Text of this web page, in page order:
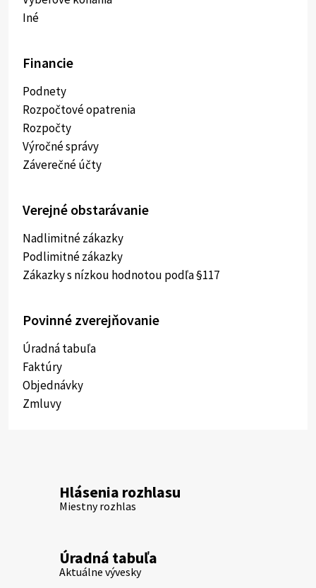
Iné
Financie
Podnety
Rozpočtové opatrenia
Rozpočty
Výročné správy
Záverečné účty
Verejné obstarávanie
Nadlimitné zákazky
Podlimitné zákazky
Zákazky s nízkou hodnotou podľa §117
Povinné zverejňovanie
Úradná tabuľa
Faktúry
Objednávky
Zmluvy
Hlásenia rozhlasu
Miestny rozhlas
Úradná tabuľa
Aktuálne vývesky